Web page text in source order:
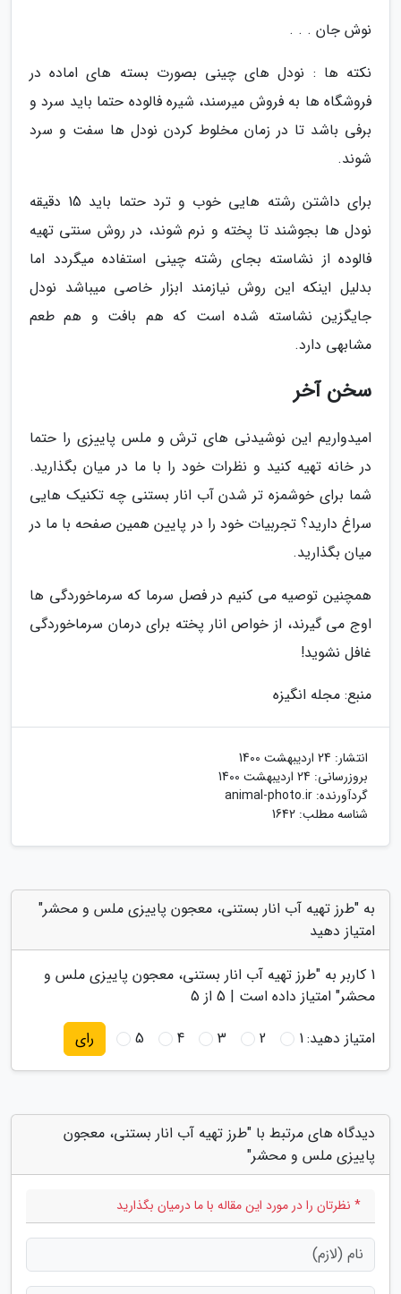
نوش جان . . .
نکته ها : نودل های چینی بصورت بسته های اماده در
فروشگاه ها به فروش میرسند، شیره فالوده حتما باید سرد و
برفی باشد تا در زمان مخلوط کردن نودل ها سفت و سرد
شوند.
برای داشتن رشته هایی خوب و ترد حتما باید 15 دقیقه
نودل ها بجوشند تا پخته و نرم شوند، در روش سنتی تهیه
فالوده از نشاسته بجای رشته چینی استفاده میگردد اما
بدلیل اینکه این روش نیازمند ابزار خاصی میباشد نودل
جایگزین نشاسته شده است که هم بافت و هم طعم
مشابهی دارد.
سخن آخر
امیدواریم این نوشیدنی های ترش و ملس پاییزی را حتما
در خانه تهیه کنید و نظرات خود را با ما در میان بگذارید.
شما برای خوشمزه تر شدن آب انار بستنی چه تکنیک هایی
سراغ دارید؟ تجربیات خود را در پایین همین صفحه با ما در
میان بگذارید.
همچنین توصیه می کنیم در فصل سرما که سرماخوردگی ها
اوج می گیرند، از خواص انار پخته برای درمان سرماخوردگی
غافل نشوید!
منبع: مجله انگیزه
انتشار: 24 اردیبهشت 1400
بروزرسانی: 24 اردیبهشت 1400
گردآورنده: animal-photo.ir
شناسه مطلب: 1642
به "طرز تهیه آب انار بستنی، معجون پاییزی ملس و محشر"
امتیاز دهید
1 کاربر به "طرز تهیه آب انار بستنی، معجون پاییزی ملس و
محشر" امتیاز داده است | 5 از 5
امتیاز دهید:1
2
3
4
5 رای
دیدگاه های مرتبط با "طرز تهیه آب انار بستنی، معجون
پاییزی ملس و محشر"
* نظرتان را در مورد این مقاله با ما درمیان بگذارید